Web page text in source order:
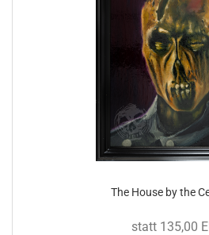
The House by the
statt 135,00